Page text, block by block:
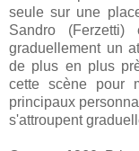
seule sur une
Sandro
graduellement un
de plus en plus
cette scène pour
principaux
s'attroupent